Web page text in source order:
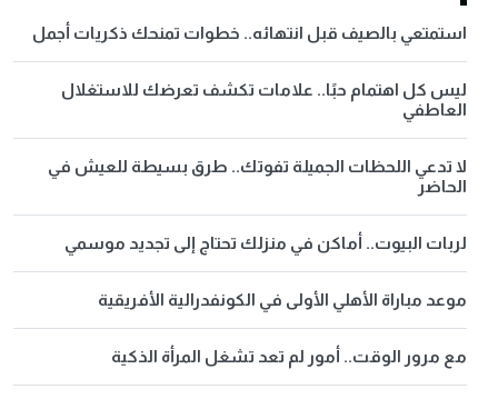
استمتعي بالصيف قبل انتهائه.. خطوات تمنحك ذكريات أجمل
ليس كل اهتمام حبًا.. علامات تكشف تعرضك للاستغلال
العاطفي
لا تدعي اللحظات الجميلة تفوتك.. طرق بسيطة للعيش في
الحاضر
لربات البيوت.. أماكن في منزلك تحتاج إلى تجديد موسمي
موعد مباراة الأهلي الأولى في الكونفدرالية الأفريقية
مع مرور الوقت.. أمور لم تعد تشغل المرأة الذكية